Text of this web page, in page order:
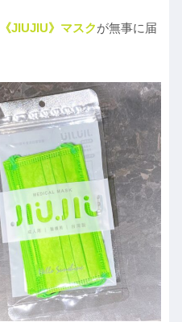
《JIUJIU》マスクが無事に届